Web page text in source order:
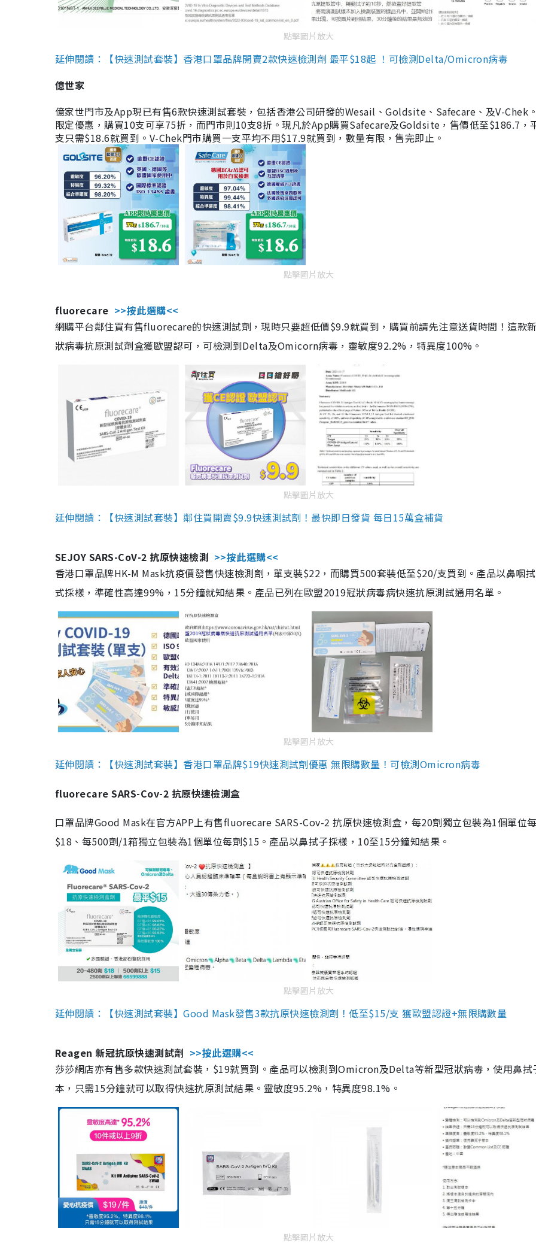
點擊圖片放大
延伸閱讀：【快速測試套裝】香港口罩品牌開賣2款快速檢測劑 最平$18起 ！可檢測Delta/Omicron病毒
億世家
億家世門市及App現已有售6款快速測試套裝，包括香港公司研發的Wesail、Goldsite、Safecare、及V-Chek
限定優惠，購買10支可享75折，而門市則10支8折。現凡於App購買Safecare及Goldsite，售價低至$186.7，
支只需$18.6就買到。V-Chek門市購買一支平均不用$17.9就買到，數量有限，售完即止。
點擊圖片放大
fluorecare >>按此選購<<
網購平台鄰住買有售fluorecare的快速測試劑，現時只要超低價$9.9就買到，購買前請先注意送貨時間！這款
狀病毒抗原測試劑盒獲歐盟認可，可檢測到Delta及Omicorn病毒，靈敏度92.2%，特異度100%。
點擊圖片放大
延伸閱讀：【快速測試套裝】鄰住買開賣$9.9快速測試劑！最快即日發貨 每日15萬盒補貨
SEJOY SARS-CoV-2 抗原快速檢測 >>按此選購<<
香港口罩品牌HK-M Mask抗疫價發售快速檢測劑，單支裝$22，而購買500套裝低至$20/支買到。產品以鼻咽
式採樣，準確性高達99%，15分鐘就知結果。產品已列在歐盟2019冠狀病毒病快速抗原測試通用名單。
點擊圖片放大
延伸閱讀：【快速測試套裝】香港口罩品牌$19快速測試劑優惠 無限購數量！可檢測Omicron病毒
fluorecare SARS-Cov-2 抗原快速檢測盒
口罩品牌Good Mask在官方APP上有售fluorecare SARS-Cov-2 抗原快速檢測盒，每20劑獨立包裝為1個單位
$18、每500劑/1箱獨立包裝為1個單位每劑$15。產品以鼻拭子採樣，10至15分鐘知結果。
點擊圖片放大
延伸閱讀：【快速測試套裝】Good Mask發售3款抗原快速檢測劑！低至$15/支 獲歐盟認證+無限購數量
Reagen 新冠抗原快速測試劑 >>按此選購<<
莎莎網店亦有售多款快速測試套裝，$19就買到。產品可以檢測到Omicron及Delta等新型冠狀病毒，使用鼻拭
本，只需15分鐘就可以取得快速抗原測試結果。靈敏度95.2%，特異度98.1%。
點擊圖片放大